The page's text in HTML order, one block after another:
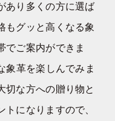
あり多くの方に選ば
もグッと高くなる象
でご案内ができま
象革を楽しんでみま
切な方への贈り物と
になりますので、